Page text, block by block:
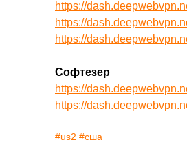
https://
https://
https://
Софтезер
https://
https://
#us2 #сша